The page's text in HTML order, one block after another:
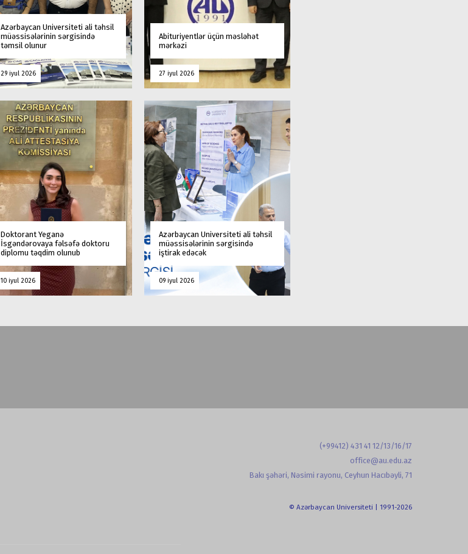
Azərbaycan Universiteti ali təhsil
müəssisələrinin sərgisində
təmsil olunur
29 iyul 2026
Abituriyentlər üçün məsləhət
mərkəzi
27 iyul 2026
Doktorant Yeganə
İsgəndərovaya fəlsəfə doktoru
diplomu təqdim olunub
10 iyul 2026
Azərbaycan Universiteti ali təhsil
müəssisələrinin sərgisində
iştirak edəcək
09 iyul 2026
(+99412) 431 41 12/13/16/17
office@au.edu.az
Bakı şəhəri, Nəsimi rayonu, Ceyhun Hacıbəyli, 71
© Azərbaycan Universiteti | 1991-2026